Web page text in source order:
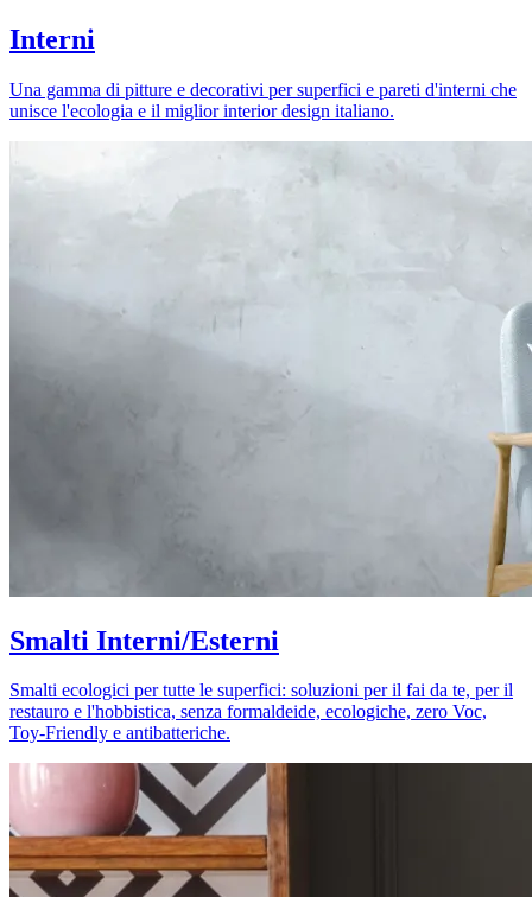
Interni
Una gamma di pitture e decorativi per superfici e pareti d'interni che
unisce l'ecologia e il miglior interior design italiano.
Smalti Interni/Esterni
Smalti ecologici per tutte le superfici: soluzioni per il fai da te, per il
restauro e l'hobbistica, senza formaldeide, ecologiche, zero Voc,
Toy-Friendly e antibatteriche.